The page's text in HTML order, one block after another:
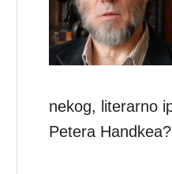
nekog, literarno
Petera Handkea?